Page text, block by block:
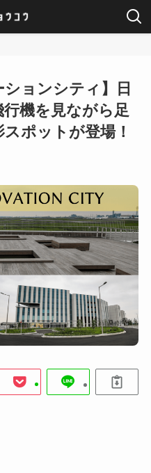
ションシティ】日
機を見ながら足
ポットが登場！